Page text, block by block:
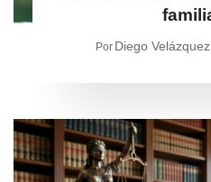
Por Diego Velázquez